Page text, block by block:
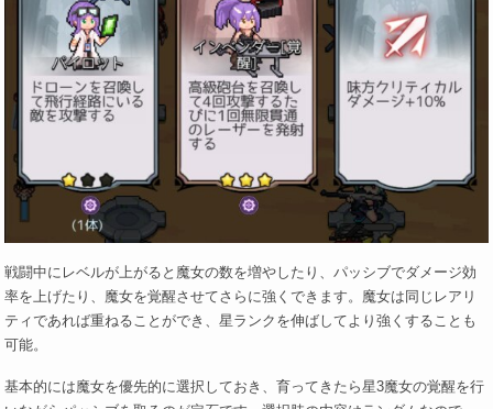
戦闘中にレベルが上がると魔女の数を増やしたり、パッシブでダメージ効
率を上げたり、魔女を覚醒させてさらに強くできます。魔女は同じレアリ
ティであれば重ねることができ、星ランクを伸ばしてより強くすることも
可能。
基本的には魔女を優先的に選択しておき、育ってきたら星3魔女の覚醒を行